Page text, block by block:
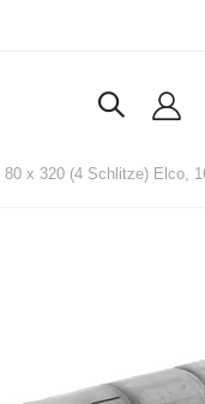
80 x 320 (4 Schlitze) Elco,